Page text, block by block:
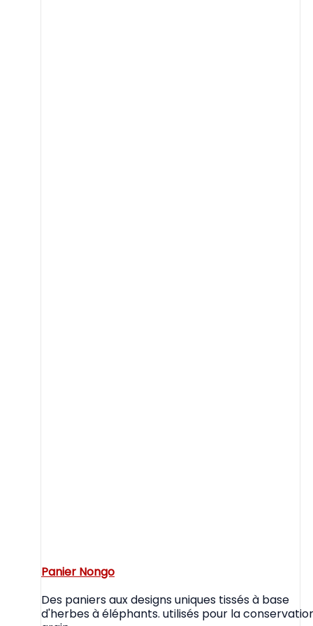
Panier Nongo
Des paniers aux designs uniques tissés à base
d'herbes à éléphants. utilisés pour la